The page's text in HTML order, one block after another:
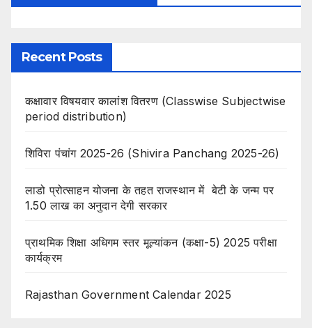
Recent Posts
कक्षावार विषयवार कालांश वितरण (Classwise Subjectwise
period distribution)
शिविरा पंचांग 2025-26 (Shivira Panchang 2025-26)
लाडो प्रोत्साहन योजना के तहत राजस्थान में बेटी के जन्म पर
1.50 लाख का अनुदान देगी सरकार
प्राथमिक शिक्षा अधिगम स्तर मूल्यांकन (कक्षा-5) 2025 परीक्षा
कार्यक्रम
Rajasthan Government Calendar 2025